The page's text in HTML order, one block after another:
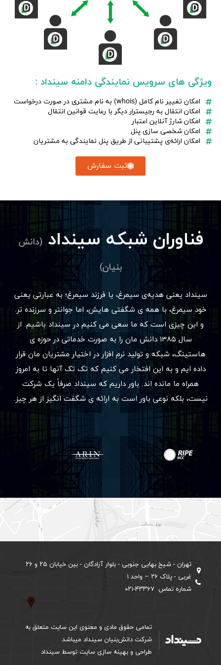
ویژگی های سرویس نمایندگی دامنه سینداد :
امکان تغییر نام کامل (whois) به نام مشتری در صورت درخواست
امکان انتقال به رجیسترار دیگر با رعایت قوانین انتقال
امکان شارژ آنلاین اعتبار
امکان شخصی سازی پنل
امکان ارائه‌ی پشتیبانی از طریق پنل نمایندگی به مشتریان
ثبت سفارش
فناوران شبکه سینداد (دانش
بنیان)
سینداد یعنی هدیه‌ی سیمرغ، یا فرزند سیمرغ؛ به عبارتی یعنی
خود سیمرغ، با همه ی شگفتی هایش، اما جوانتر و سرزنده تر.
و این چیزی است که ما سعی می کنیم در سینداد باشیم. از
سال ۱۳۸۵ دانش مان را به صورت خدماتی در حوزه ی
هاستینگ، شبکه و تولید نرم افزار در اختیار مشتریان مان قرار
داده ایم و به این افتخار می کنیم که تک تک آنها تا به امروز
همراه ما مانده اند. باور داریم که سینداد صرفاً یک شرکت
نیست، بلکه نوعی باور است به ارائه ی شگفت انگیز از هر چیز.
تهران - شیخ بهایی جنوبی - بلوار آزادگان - بین خیابان ۲۵ و ۲۶
غربی - پلاک ۲۶ – واحد ۱
شماره تماس ۴۳۳۶۷-۰۲۱
تمامی حقوق مادی و معنوی این سایت متعلق به
شرکت دانش‌بنیان سینداد میباشد
طراحی و بهینه سازی سایت توسط سینداد